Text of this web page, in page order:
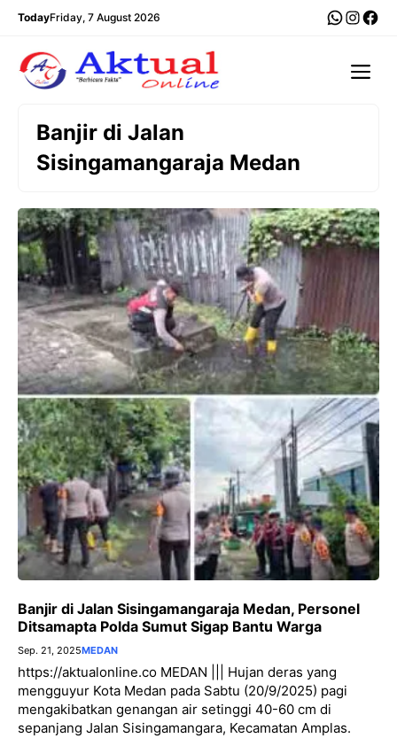
Langsung
TodayFriday, 7 August 2026
Banjir di Jalan
Sisingamangaraja Medan
Banjir di Jalan Sisingamangaraja Medan, Personel
Ditsamapta Polda Sumut Sigap Bantu Warga
Sep. 21, 2025MEDAN
https://aktualonline.co MEDAN ||| Hujan deras yang
mengguyur Kota Medan pada Sabtu (20/9/2025) pagi
mengakibatkan genangan air setinggi 40-60 cm di
sepanjang Jalan Sisingamangara, Kecamatan Amplas.